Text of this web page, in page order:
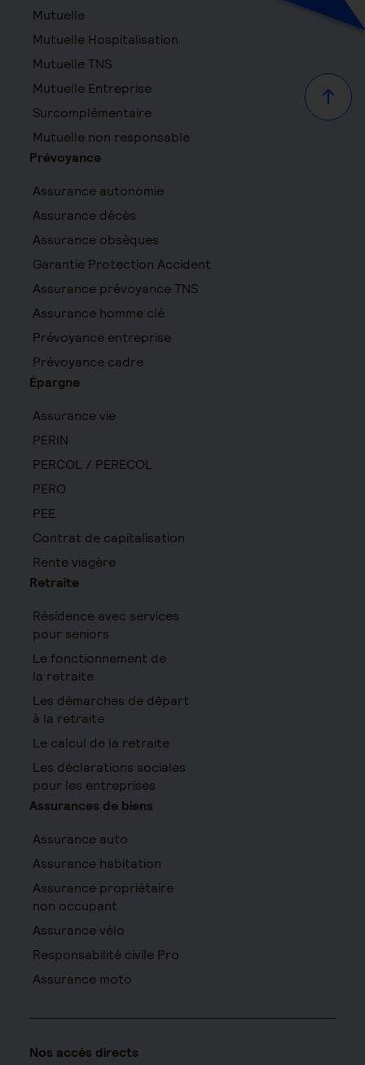
Haut
Mutuelle
Mutuelle Hospitalisation
Mutuelle TNS
Mutuelle Entreprise
Surcomplémentaire
Mutuelle non responsable
Prévoyance
Assurance autonomie
Assurance décès
Assurance obsèques
Garantie Protection Accident
Assurance prévoyance TNS
Assurance homme clé
Prévoyance entreprise
Prévoyance cadre
Épargne
Assurance vie
PERIN
PERCOL / PERECOL
PERO
PEE
Contrat de capitalisation
Rente viagère
Retraite
Résidence avec services
pour seniors
Le fonctionnement de
la retraite
Les démarches de départ
à la retraite
Le calcul de la retraite
Les déclarations sociales
pour les entreprises
Assurances de biens
Assurance auto
Assurance habitation
Assurance propriétaire
non occupant
Assurance vélo
Responsabilité civile Pro
Assurance moto
Nos accès directs